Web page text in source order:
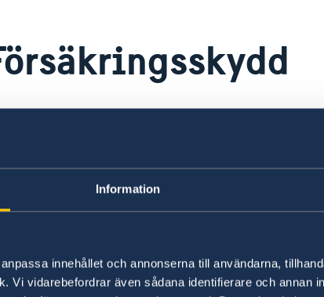
Information
innehållet och annonserna till användarna,
Vi vidarebefordrar även sådana identifierare och annan
uppmanar samtliga svenskar som
gäller inte reseförsäkringen för resor till
Det kan krävas tilläggsförsäkringar för att
resa trots UD:s avrådan. Det är därför viktigt
uppdaterad 03 juli 2026, 14.02